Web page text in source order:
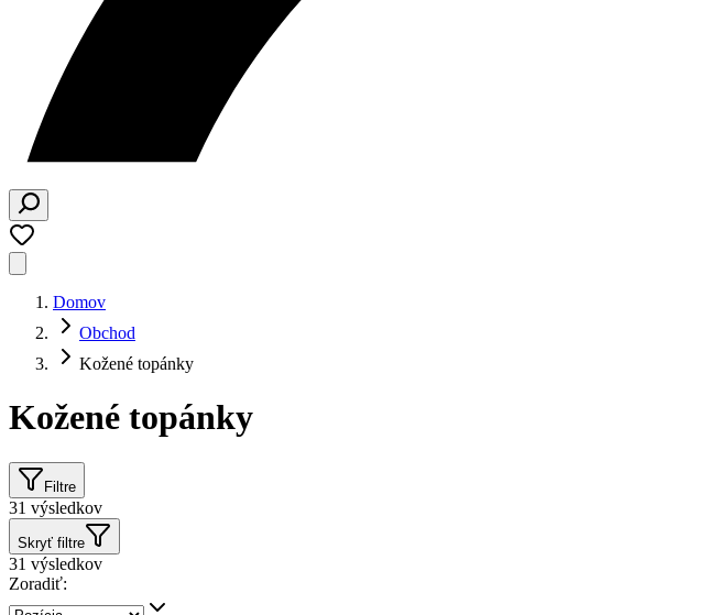
Domov
Obchod
Kožené topánky
Kožené topánky
Filtre
31 výsledkov
Skryť filtre
31 výsledkov
Zoradiť: